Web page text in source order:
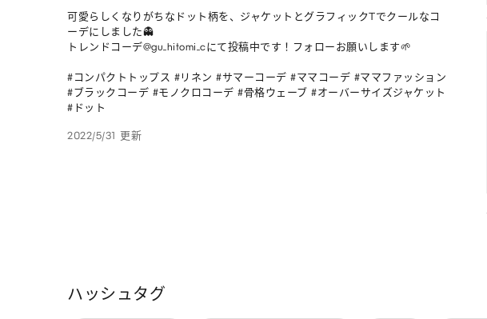
可愛らしくなりがちなドット柄を、ジャケットとグラフィックTでクールなコ
ーデにしました👻
トレンドコーデ@gu_hitomi_cにて投稿中です！フォローお願いします🌱
#コンパクトトップス #リネン #サマーコーデ #ママコーデ #ママファッション
#ブラックコーデ #モノクロコーデ #骨格ウェーブ #オーバーサイズジャケット
#ドット
2022/5/31 更新
ハッシュタグ